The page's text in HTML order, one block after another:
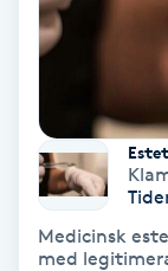
Hatha Yoga
Healing
Herrklippning
Medicinsk
med